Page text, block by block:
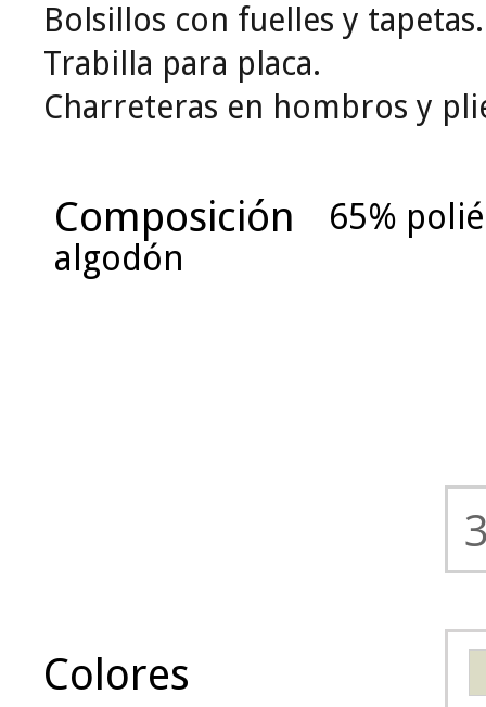
Bolsillos con fuelles y tapetas.
Trabilla para placa.
Charreteras en hombros y
Composición
65%
algodón
Colores